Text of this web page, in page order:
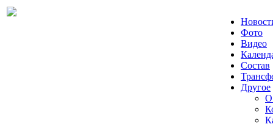
Фото
Видео
Состав
Другое
О